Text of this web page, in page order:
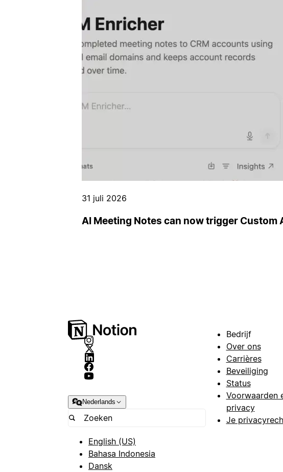
31 juli 2026
AI Meeting Notes can now trigger Custom
Nederlands
English (US)
Bahasa Indonesia
Dansk
Bedrijf
Over ons
Carrières
Beveiliging
Status
Voorwaarden
privacy
Je